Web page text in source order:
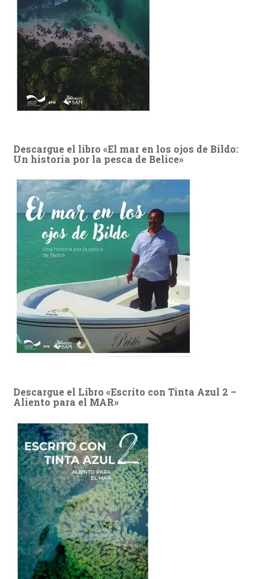
Descargue el libro «El mar en los ojos de Bildo:
Un historia por la pesca de Belice»
Descargue el Libro «Escrito con Tinta Azul 2 –
Aliento para el MAR»